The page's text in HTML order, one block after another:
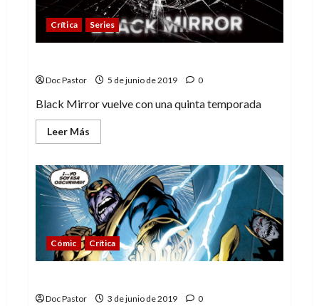
Crítica Series
Doc Pastor 5 de junio de 2019 0
Black Mirror vuelve con una quinta temporada
Leer Más
más
Black
Mirror
(T5):
Una
vuelta
a
la
realidad
Cómic Crítica
Doc Pastor 3 de junio de 2019 0